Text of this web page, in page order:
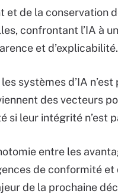
et de la conservation
confrontant l’IA à
et d’explicabilité.
systèmes d’IA
des vecteurs
si leur intégrité n’est
entre les
de conformité et
de la prochaine